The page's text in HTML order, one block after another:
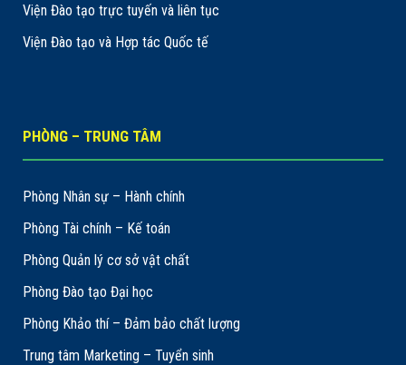
Viện Đào tạo trực tuyến và liên tục
Viện Đào tạo và Hợp tác Quốc tế
PHÒNG – TRUNG TÂM
Phòng Nhân sự – Hành chính
Phòng Tài chính – Kế toán
Phòng Quản lý cơ sở vật chất
Phòng Đào tạo Đại học
Phòng Khảo thí – Đảm bảo chất lượng
Trung tâm Marketing – Tuyển sinh